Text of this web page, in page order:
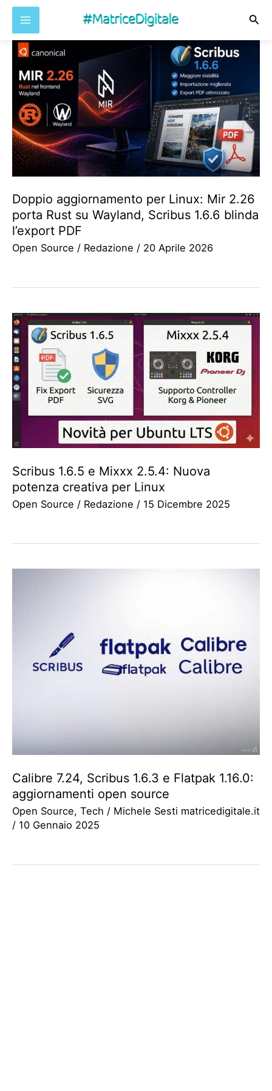
contenuto
Doppio aggiornamento per Linux: Mir 2.26
porta Rust su Wayland, Scribus 1.6.6 blinda
l’export PDF
Open Source / Redazione / 20 Aprile 2026
Scribus 1.6.5 e Mixxx 2.5.4: Nuova
potenza creativa per Linux
Open Source / Redazione / 15 Dicembre 2025
Calibre 7.24, Scribus 1.6.3 e Flatpak 1.16.0:
aggiornamenti open source
Open Source, Tech / Michele Sesti matricedigitale.it
/ 10 Gennaio 2025